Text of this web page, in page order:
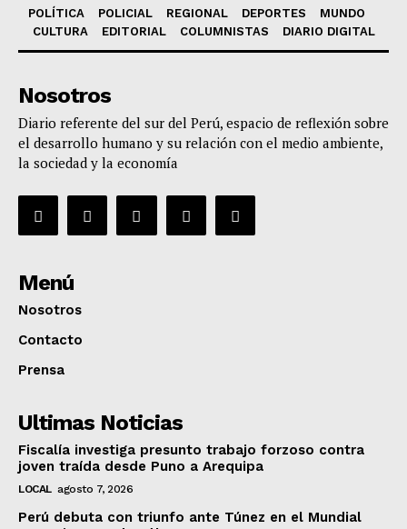
POLÍTICA POLICIAL REGIONAL DEPORTES
MUNDO
CULTURA
EDITORIAL COLUMNISTAS DIARIO DIGITAL
Nosotros
Diario referente del sur del Perú, espacio de reflexión sobre
el desarrollo humano y su relación con el medio ambiente,
la sociedad y la economía
Menú
Nosotros
Contacto
Prensa
Ultimas Noticias
Fiscalía investiga presunto trabajo forzoso contra
joven traída desde Puno a Arequipa
LOCAL agosto 7, 2026
Perú debuta con triunfo ante Túnez en el Mundial